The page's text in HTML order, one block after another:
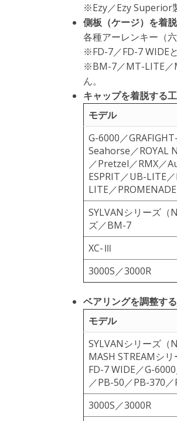
※Ezy／Ezy Superior
側板（ケージ）を着
各種アーレンキー（六
※FD-7／FD-7 WIDE
※BM-7／MT-LITE／
ん。
キャップを着脱する
モデル
G-6000／
Seahorse／ROYAL
／Pretzel／RMX／
ESPRIT／UB-LITE
LITE／
SYLVANシリーズ（
ズ／BM-7
XC-Ⅲ
3000S／3000R
ベアリングを調整す
モデル
SYLVANシリーズ（
MASH STREAMシ
FD-7 WIDE／G-
／PB-50／PB-370
3000S／3000R